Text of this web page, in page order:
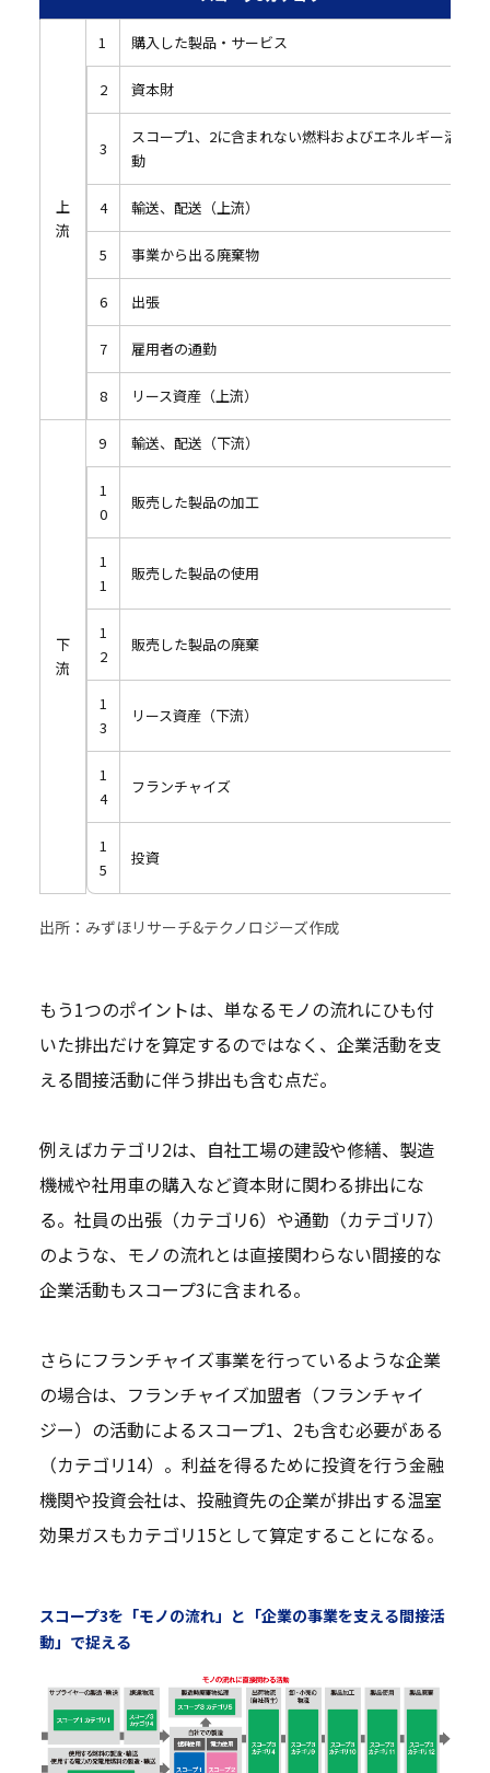
上
流
1 購入した製品・サービス
2 資本財
3
スコープ1、2に含まれない燃料およびエネルギー活
動
4 輸送、配送（上流）
5 事業から出る廃棄物
6 出張
7 雇用者の通勤
8 リース資産（上流）
下
流
9 輸送、配送（下流）
1
0
販売した製品の加工
1
1
販売した製品の使用
1
2
販売した製品の廃棄
1
3
リース資産（下流）
1
4
フランチャイズ
1
5
投資
出所：みずほリサーチ&テクノロジーズ作成
もう1つのポイントは、単なるモノの流れにひも付
いた排出だけを算定するのではなく、企業活動を支
える間接活動に伴う排出も含む点だ。
例えばカテゴリ2は、自社工場の建設や修繕、製造
機械や社用車の購入など資本財に関わる排出にな
る。社員の出張（カテゴリ6）や通勤（カテゴリ7）
のような、モノの流れとは直接関わらない間接的な
企業活動もスコープ3に含まれる。
さらにフランチャイズ事業を行っているような企業
の場合は、フランチャイズ加盟者（フランチャイ
ジー）の活動によるスコープ1、2も含む必要がある
（カテゴリ14）。利益を得るために投資を行う金融
機関や投資会社は、投融資先の企業が排出する温室
効果ガスもカテゴリ15として算定することになる。
スコープ3を「モノの流れ」と「企業の事業を支える間接活
動」で捉える